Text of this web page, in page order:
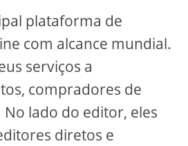
plataforma de
com alcance mundial.
serviços a
compradores de
lado do editor, eles
diretos e